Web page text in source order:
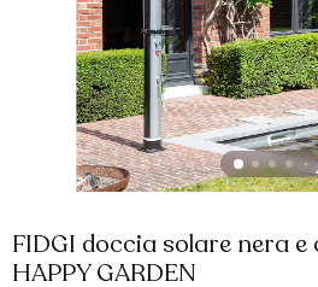
FIDGI doccia solare nera
HAPPY GARDEN